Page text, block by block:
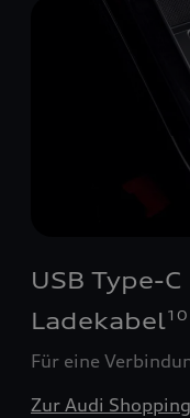
USB Type-
Ladekabel10
Für eine
Zur Audi